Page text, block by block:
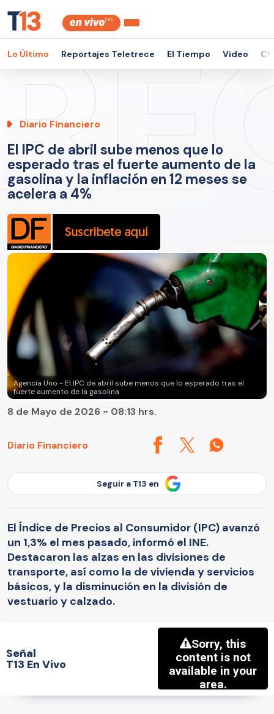
Lo Último Reportajes Teletrece El Tiempo Video
Diario Financiero
El IPC de abril sube menos que lo
esperado tras el fuerte aumento de la
gasolina y la inflación en 12 meses se
acelera a 4%
Agencia Uno - El IPC de abril sube menos que lo esperado tras el
fuerte aumento de la gasolina
Diario Financiero
8 de Mayo de 2026 - 08:13 hrs.
Seguir a T13 en
El Índice de Precios al Consumidor (IPC) avanzó
un 1,3% el mes pasado, informó el INE.
Destacaron las alzas en las divisiones de
transporte, así como la de vivienda y servicios
básicos, y la disminución en la división de
vestuario y calzado.
Señal
T13 En Vivo